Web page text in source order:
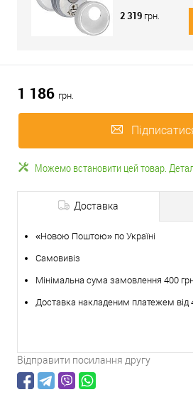
овальний
хром
2 319 грн.
1 186 грн.
Можемо встановити цей товар.
Доставка
«Новою Поштою» по Україні
Самовивіз
Мінімальна сума замовлення 400
Доставка накладеним платежем від
Відправити посилання другу